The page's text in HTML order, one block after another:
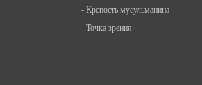
- Крепость мусульманина
- Точка зрения